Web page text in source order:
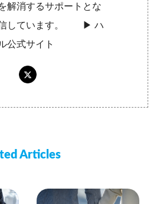
解消するサポートとな
信しています。 ▶︎ハ
公式サイト
Articles